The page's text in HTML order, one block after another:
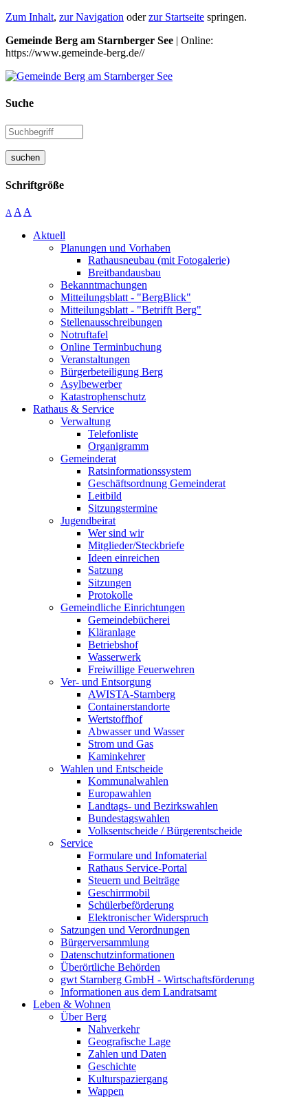
Zum Inhalt, zur Navigation oderzur Startseite springen.
Gemeinde Berg am Starnberger See | Online:
https://www.gemeinde-berg.de//
Suche
suchen
Schriftgröße
A A A
Aktuell
Planungen und Vorhaben
Rathausneubau (mit Fotogalerie)
Breitbandausbau
Bekanntmachungen
Mitteilungsblatt - "BergBlick"
Mitteilungsblatt - "Betrifft Berg"
Stellenausschreibungen
Notruftafel
Online Terminbuchung
Veranstaltungen
Bürgerbeteiligung Berg
Asylbewerber
Katastrophenschutz
Rathaus & Service
Verwaltung
Telefonliste
Organigramm
Gemeinderat
Ratsinformationssystem
Geschäftsordnung Gemeinderat
Leitbild
Sitzungstermine
Jugendbeirat
Wer sind wir
Mitglieder/Steckbriefe
Ideen einreichen
Satzung
Sitzungen
Protokolle
Gemeindliche Einrichtungen
Gemeindebücherei
Kläranlage
Betriebshof
Wasserwerk
Freiwillige Feuerwehren
Ver- und Entsorgung
AWISTA-Starnberg
Containerstandorte
Wertstoffhof
Abwasser und Wasser
Strom und Gas
Kaminkehrer
Wahlen und Entscheide
Kommunalwahlen
Europawahlen
Landtags- und Bezirkswahlen
Bundestagswahlen
Volksentscheide / Bürgerentscheide
Service
Formulare und Infomaterial
Rathaus Service-Portal
Steuern und Beiträge
Geschirrmobil
Schülerbeförderung
Elektronischer Widerspruch
Satzungen und Verordnungen
Bürgerversammlung
Datenschutzinformationen
Überörtliche Behörden
gwt Starnberg GmbH - Wirtschaftsförderung
Informationen aus dem Landratsamt
Leben & Wohnen
Über Berg
Nahverkehr
Geografische Lage
Zahlen und Daten
Geschichte
Kulturspaziergang
Wappen